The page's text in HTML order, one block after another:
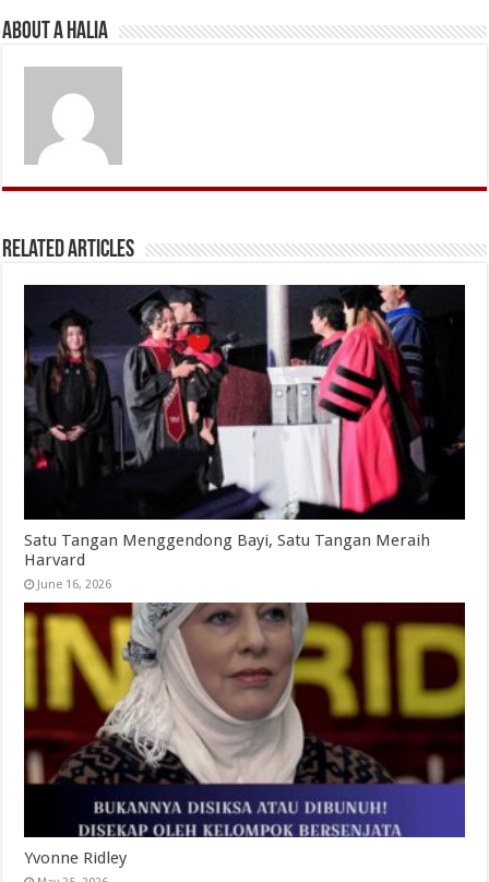
About A Halia
Related Articles
Satu Tangan Menggendong Bayi, Satu Tangan Meraih
Harvard
June 16, 2026
Yvonne Ridley